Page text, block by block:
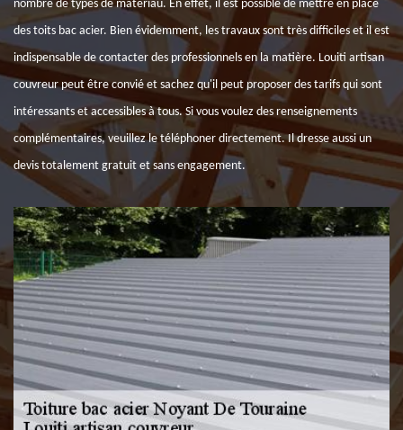
nombre de types de matériau. En effet, il est possible de mettre en place
des toits bac acier. Bien évidemment, les travaux sont très difficiles et il est
indispensable de contacter des professionnels en la matière. Louiti artisan
couvreur peut être convié et sachez qu'il peut proposer des tarifs qui sont
intéressants et accessibles à tous. Si vous voulez des renseignements
complémentaires, veuillez le téléphoner directement. Il dresse aussi un
devis totalement gratuit et sans engagement.